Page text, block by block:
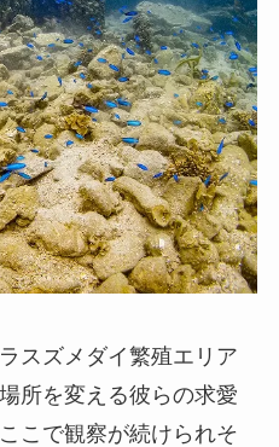
スズメダイ繁殖エリア
所を変える彼らの求愛
こで観察が続けられそ